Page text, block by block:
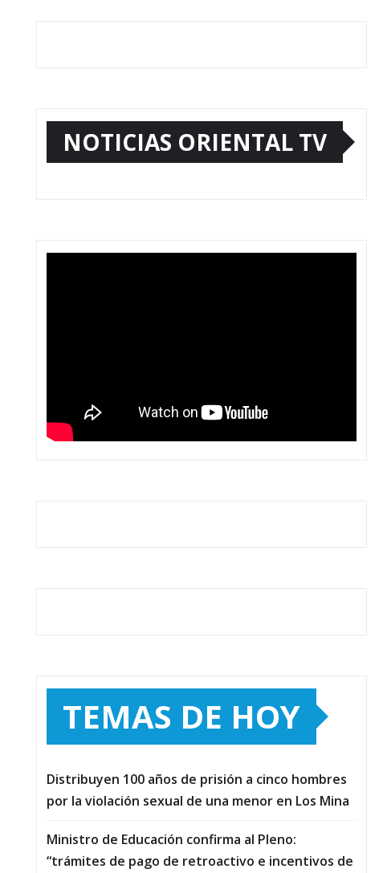
NOTICIAS ORIENTAL TV
TEMAS DE HOY
Distribuyen 100 años de prisión a cinco hombres
por la violación sexual de una menor en Los Mina
Ministro de Educación confirma al Pleno:
“trámites de pago de retroactivo e incentivos de